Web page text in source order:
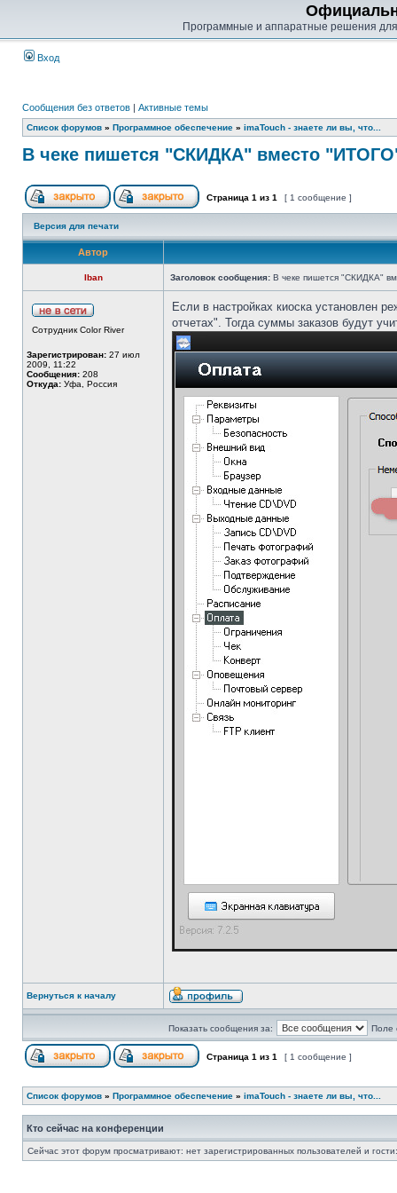
Программные и аппаратные решения
Вход
Сообщения без ответов | Активные темы
Список форумов » Программное обеспечение » imaTouch - знаете ли вы, что...
В чеке пишется "СКИДКА" вместо
Страница 1 из 1 [ 1 сообщение ]
Версия для печати
Автор
Iban Заголовок сообщения: В чеке пишется "СКИДКА"
Сотрудник Color River
Зарегистрирован: 27 июл
2009, 11:22
Сообщения: 208
Откуда: Уфа, Россия
Если в настройках киоска установлен
отчетах". Тогда суммы заказов будут
Вернуться к началу
Показать сообщения за: Поле
Страница 1 из 1 [ 1 сообщение ]
Список форумов » Программное обеспечение » imaTouch - знаете ли вы, что...
Кто сейчас на конференции
Сейчас этот форум просматривают: нет зарегистрированных пользователей и